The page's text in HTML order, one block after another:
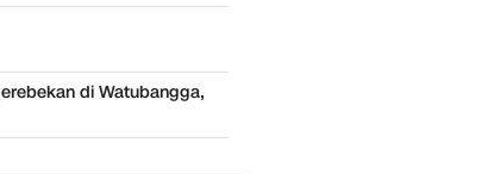
di Watubangga,